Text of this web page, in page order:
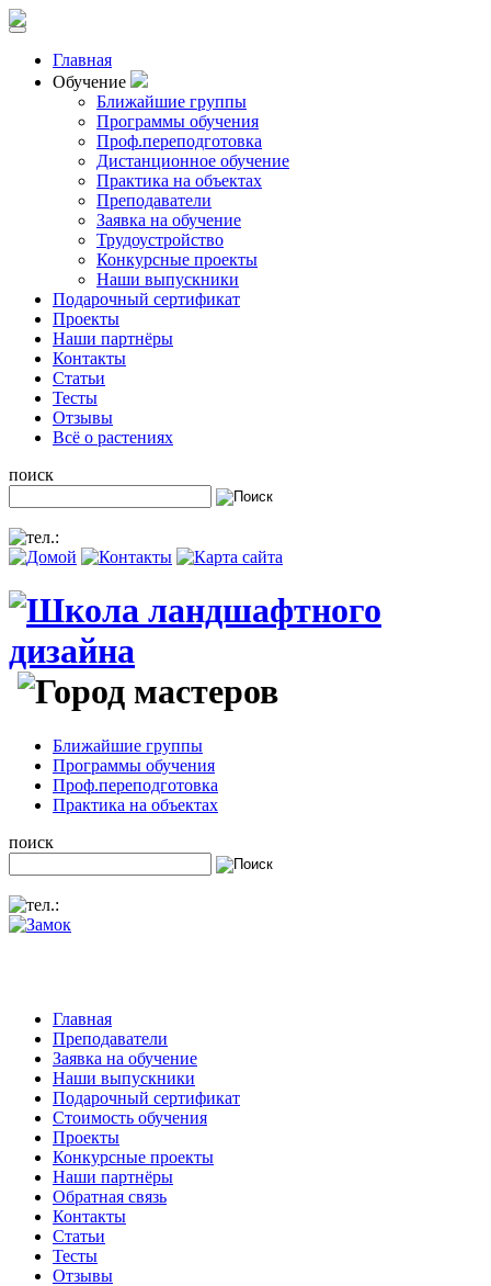
Главная
Обучение
Ближайшие группы
Программы обучения
Проф.переподготовка
Дистанционное обучение
Практика на объектах
Преподаватели
Заявка на обучение
Трудоустройство
Конкурсные проекты
Наши выпускники
Подарочный сертификат
Проекты
Наши партнёры
Контакты
Статьи
Тесты
Отзывы
Всё о растениях
поиск
Ближайшие группы
Программы обучения
Проф.переподготовка
Практика на объектах
поиск
Главная
Преподаватели
Заявка на обучение
Наши выпускники
Подарочный сертификат
Стоимость обучения
Проекты
Конкурсные проекты
Наши партнёры
Обратная связь
Контакты
Статьи
Тесты
Отзывы